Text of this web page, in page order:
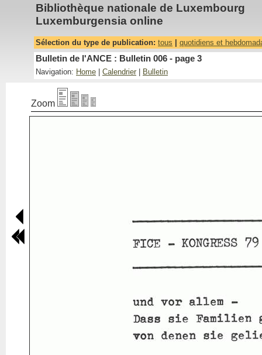
Bibliothèque nationale de Luxembourg
Luxemburgensia online
Sélection du type de publication: tous quotidiens et
Bulletin de l'ANCE : Bulletin 006 - page 3
Navigation: Home Calendrier Bulletin
Zoom